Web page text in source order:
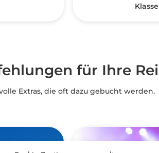
für Ihre
Extras, die oft dazu gebucht werden.